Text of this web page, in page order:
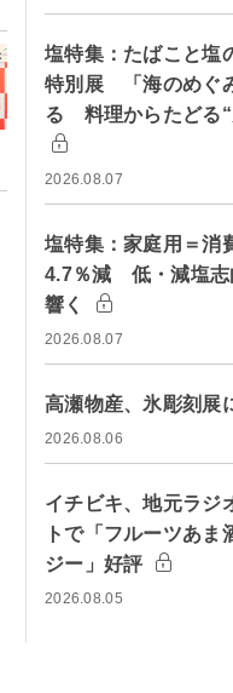
塩特集：たばこと塩
特別展 「海のめぐ
る 料理からたどる
2026.08.07
塩特集：家庭用＝消
4.7％減 低・減塩志
響く
2026.08.07
高瀬物産、氷彫刻展
2026.08.06
イチビキ、地元ラジ
トで「フルーツあま
ジー」好評
2026.08.05